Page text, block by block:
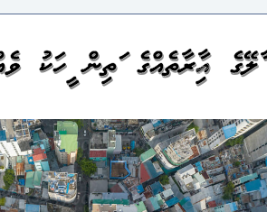
މާލޭގެ އިމާރާތެއްގެ މަތިން މީހަކު